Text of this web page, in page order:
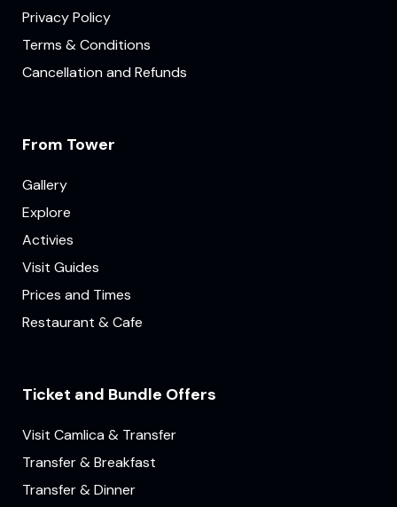
Privacy Policy
Terms & Conditions
Cancellation and Refunds
From Tower
Gallery
Explore
Activies
Visit Guides
Prices and Times
Restaurant & Cafe
Ticket and Bundle Offers
Visit Camlica & Transfer
Transfer & Breakfast
Transfer & Dinner